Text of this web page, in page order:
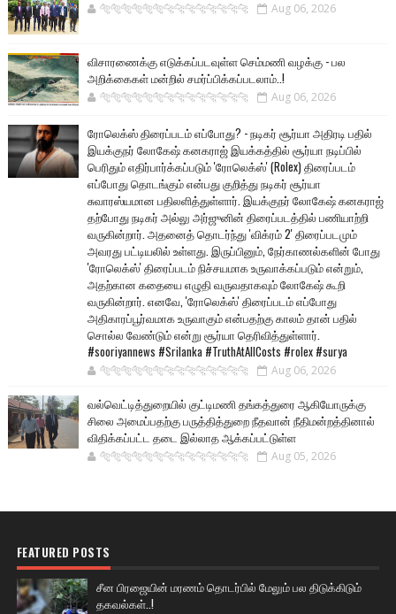
🐅🐅🐅🐅🐅🐅🐆🐆🐆🐆🐆🐆🐆🐆 Aug 06, 2026
விசாரணைக்கு எடுக்கப்படவுள்ள செம்மணி வழக்கு - பல
அறிக்கைகள் மன்றில் சமர்ப்பிக்கப்படலாம்..!
🐅🐅🐅🐅🐅🐅🐆🐆🐆🐆🐆🐆🐆🐆 Aug 06, 2026
ரோலெக்ஸ் திரைப்படம் எப்போது? - நடிகர் சூர்யா அதிரடி பதில்
இயக்குநர் லோகேஷ் கனகராஜ் இயக்கத்தில் சூர்யா நடிப்பில்
பெரிதும் எதிர்பார்க்கப்படும் 'ரோலெக்ஸ்' (Rolex) திரைப்படம்
எப்போது தொடங்கும் என்பது குறித்து நடிகர் சூர்யா
சுவாரஸ்யமான பதிலளித்துள்ளார். இயக்குநர் லோகேஷ் கனகராஜ்
தற்போது நடிகர் அல்லு அர்ஜுனின் திரைப்படத்தில் பணியாற்றி
வருகின்றார். அதனைத் தொடர்ந்து 'விக்ரம் 2' திரைப்படமும்
அவரது பட்டியலில் உள்ளது. இருப்பினும், நேர்காணல்களின் போது
'ரோலெக்ஸ்' திரைப்படம் நிச்சயமாக உருவாக்கப்படும் என்றும்,
அதற்கான கதையை எழுதி வருவதாகவும் லோகேஷ் கூறி
வருகின்றார். எனவே, 'ரோலெக்ஸ்' திரைப்படம் எப்போது
அதிகாரப்பூர்வமாக உருவாகும் என்பதற்கு காலம் தான் பதில்
சொல்ல வேண்டும் என்று சூர்யா தெரிவித்துள்ளார்.
#sooriyannews #Srilanka #TruthAtAllCosts #rolex #surya
🐅🐅🐅🐅🐅🐅🐆🐆🐆🐆🐆🐆🐆🐆 Aug 06, 2026
வல்வெட்டித்துறையில் குட்டிமணி தங்கத்துரை ஆகியோருக்கு
சிலை அமைப்பதற்கு பருத்தித்துறை நீதவான் நீதிமன்றத்தினால்
விதிக்கப்பட்ட தடை இல்லாத ஆக்கப்பட்டுள்ள
🐅🐅🐅🐅🐅🐅🐆🐆🐆🐆🐆🐆🐆🐆 Aug 05, 2026
FEATURED POSTS
சீன பிரஜையின் மரணம் தொடர்பில் மேலும் பல திடுக்கிடும்
தகவல்கள்..!